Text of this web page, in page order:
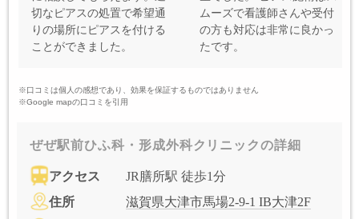
切なピアスの処置で希望通
りの場所にピアスを付ける
ことができました。
ムーズで看護師さんや受付
の方も対応は非常に良かっ
たです。
※口コミは個人の感想であり、効果を保証するものではありません
※Google mapの口コミを引用
ぜぜ駅前ひふ科・形成外科クリニックの詳細
アクセス
JR膳所駅 徒歩1分
住所
滋賀県大津市馬場2-9-1 IB大津2F